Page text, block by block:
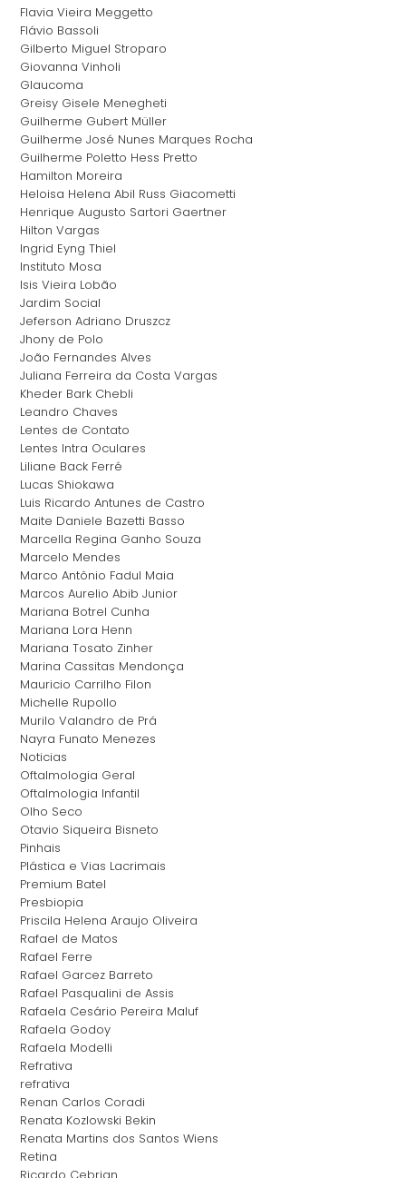
Flavia Vieira Meggetto
Flávio Bassoli
Gilberto Miguel Stroparo
Giovanna Vinholi
Glaucoma
Greisy Gisele Menegheti
Guilherme Gubert Müller
Guilherme José Nunes Marques Rocha
Guilherme Poletto Hess Pretto
Hamilton Moreira
Heloisa Helena Abil Russ Giacometti
Henrique Augusto Sartori Gaertner
Hilton Vargas
Ingrid Eyng Thiel
Instituto Mosa
Isis Vieira Lobão
Jardim Social
Jeferson Adriano Druszcz
Jhony de Polo
João Fernandes Alves
Juliana Ferreira da Costa Vargas
Kheder Bark Chebli
Leandro Chaves
Lentes de Contato
Lentes Intra Oculares
Liliane Back Ferré
Lucas Shiokawa
Luis Ricardo Antunes de Castro
Maite Daniele Bazetti Basso
Marcella Regina Ganho Souza
Marcelo Mendes
Marco Antônio Fadul Maia
Marcos Aurelio Abib Junior
Mariana Botrel Cunha
Mariana Lora Henn
Mariana Tosato Zinher
Marina Cassitas Mendonça
Mauricio Carrilho Filon
Michelle Rupollo
Murilo Valandro de Prá
Nayra Funato Menezes
Noticias
Oftalmologia Geral
Oftalmologia Infantil
Olho Seco
Otavio Siqueira Bisneto
Pinhais
Plástica e Vias Lacrimais
Premium Batel
Presbiopia
Priscila Helena Araujo Oliveira
Rafael de Matos
Rafael Ferre
Rafael Garcez Barreto
Rafael Pasqualini de Assis
Rafaela Cesário Pereira Maluf
Rafaela Godoy
Rafaela Modelli
Refrativa
refrativa
Renan Carlos Coradi
Renata Kozlowski Bekin
Renata Martins dos Santos Wiens
Retina